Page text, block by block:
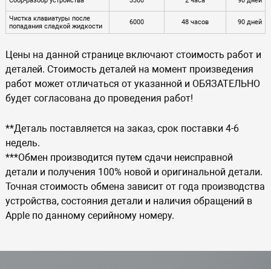
Чистка клавиатуры после
попадания сладкой жидкости
6000 48 часов 90 дней
Цены на данной странице включают стоимость работ и
деталей. Стоимость деталей на момент произведения
работ может отличаться от указанной и ОБЯЗАТЕЛЬНО
будет согласована до проведения работ!
**Деталь поставляется на заказ, срок поставки 4-6
недель.
***Обмен производится путем сдачи неисправной
детали и получения 100% новой и оригинальной детали.
Точная стоимость обмена зависит от года производства
устройства, состояния детали и наличия обращений в
Apple по данному серийному номеру.